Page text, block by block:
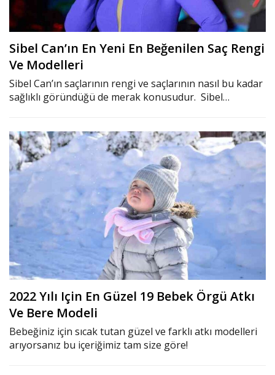
Sibel Can’ın En Yeni En Beğenilen Saç Rengi
Ve Modelleri
Sibel Can’ın saçlarının rengi ve saçlarının nasıl bu kadar
sağlıklı göründüğü de merak konusudur. Sibel…
2022 Yılı Için En Güzel 19 Bebek Örgü Atkı
Ve Bere Modeli
Bebeğiniz için sıcak tutan güzel ve farklı atkı modelleri
arıyorsanız bu içeriğimiz tam size göre!